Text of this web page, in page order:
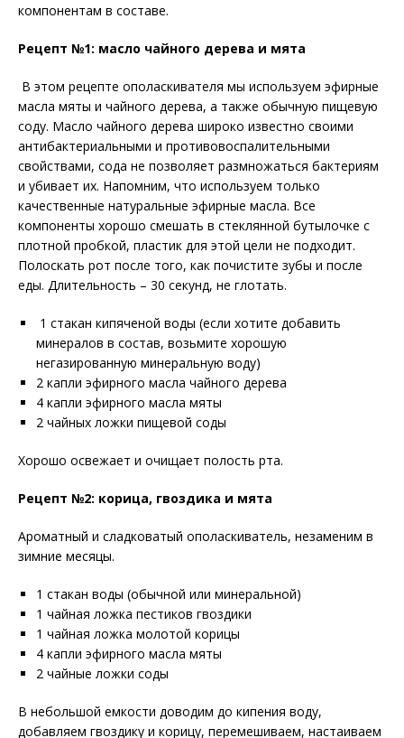
компонентам в составе.
Рецепт №1: масло чайного дерева и мята
В этом рецепте ополаскивателя мы используем эфирные
масла мяты и чайного дерева, а также обычную пищевую
соду. Масло чайного дерева широко известно своими
антибактериальными и противовоспалительными
свойствами, сода не позволяет размножаться бактериям
и убивает их. Напомним, что используем только
качественные натуральные эфирные масла. Все
компоненты хорошо смешать в стеклянной бутылочке с
плотной пробкой, пластик для этой цели не подходит.
Полоскать рот после того, как почистите зубы и после
еды. Длительность – 30 секунд, не глотать.
1 стакан кипяченой воды (если хотите добавить
минералов в состав, возьмите хорошую
негазированную минеральную воду)
2 капли эфирного масла чайного дерева
4 капли эфирного масла мяты
2 чайных ложки пищевой соды
Хорошо освежает и очищает полость рта.
Рецепт №2: корица, гвоздика и мята
Ароматный и сладковатый ополаскиватель, незаменим в
зимние месяцы.
1 стакан воды (обычной или минеральной)
1 чайная ложка пестиков гвоздики
1 чайная ложка молотой корицы
4 капли эфирного масла мяты
2 чайные ложки соды
В небольшой емкости доводим до кипения воду,
добавляем гвоздику и корицу, перемешиваем, настаиваем